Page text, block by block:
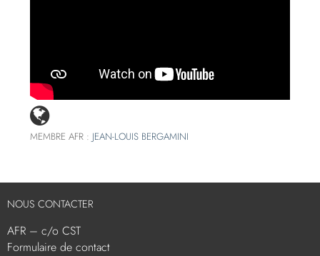
MEMBRE AFR : JEAN-LOUIS BERGAMINI
NOUS CONTACTER
AFR – c/o CST
Formulaire de contact